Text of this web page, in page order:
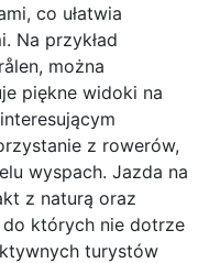
co ułatwia
Na przykład
można
piękne widoki na
z rowerów,
wyspach. Jazda na
z naturą oraz
których nie dotrze
turystów